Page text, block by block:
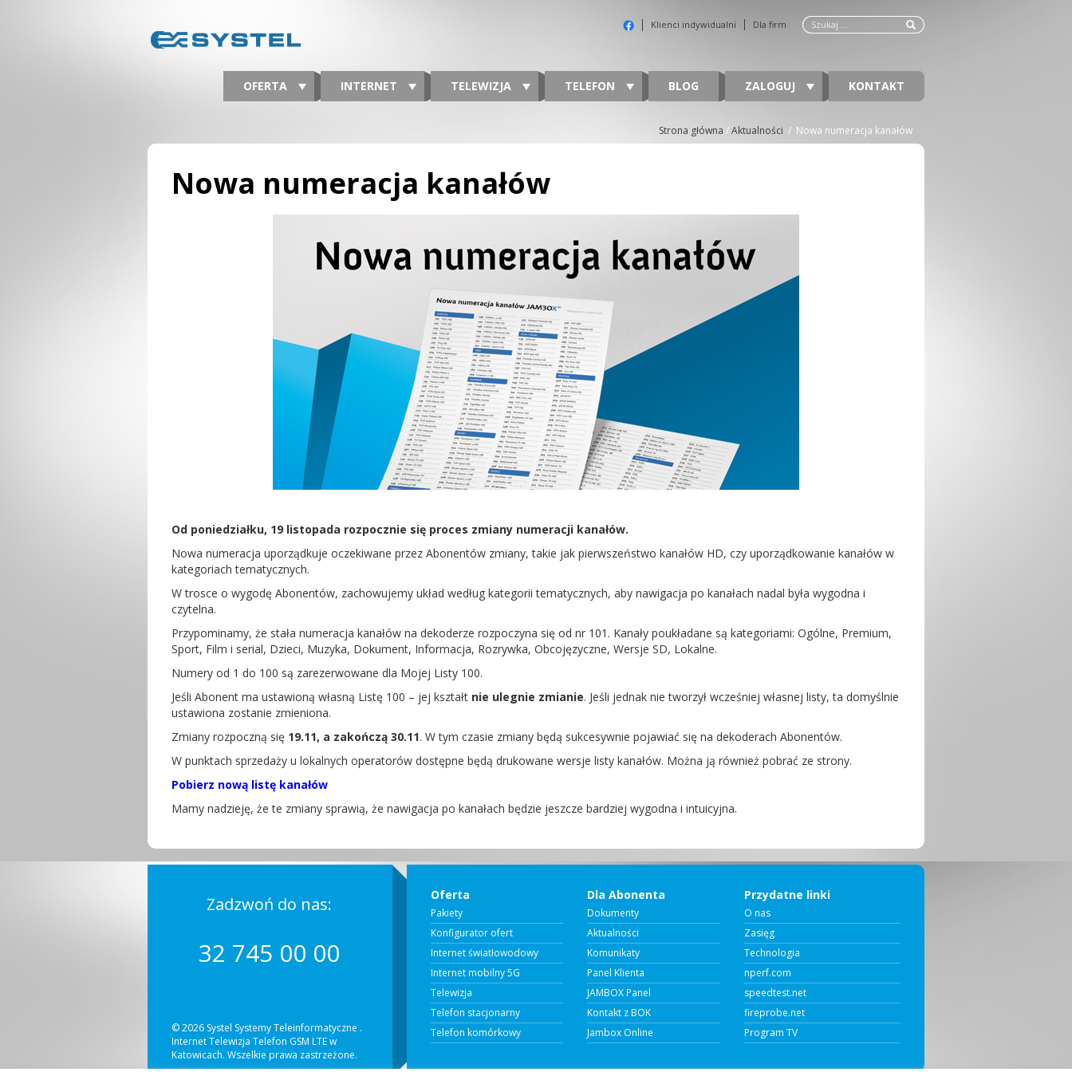
Klienci indywidualni Dla firm
OFERTA INTERNET TELEWIZJA TELEFON BLOG ZALOGUJ KONTAKT
Strona główna /Aktualności / Nowa numeracja kanałów
Nowa numeracja kanałów
Od poniedziałku, 19 listopada rozpocznie się proces zmiany numeracji kanałów.
Nowa numeracja uporządkuje oczekiwane przez Abonentów zmiany, takie jak pierwszeństwo kanałów HD, czy uporządkowanie kanałów w
kategoriach tematycznych.
W trosce o wygodę Abonentów, zachowujemy układ według kategorii tematycznych, aby nawigacja po kanałach nadal była wygodna i
czytelna.
Przypominamy, że stała numeracja kanałów na dekoderze rozpoczyna się od nr 101. Kanały poukładane są kategoriami: Ogólne, Premium,
Sport, Film i serial, Dzieci, Muzyka, Dokument, Informacja, Rozrywka, Obcojęzyczne, Wersje SD, Lokalne.
Numery od 1 do 100 są zarezerwowane dla Mojej Listy 100.
Jeśli Abonent ma ustawioną własną Listę 100 – jej kształt nie ulegnie zmianie. Jeśli jednak nie tworzył wcześniej własnej listy, ta domyślnie
ustawiona zostanie zmieniona.
Zmiany rozpoczną się 19.11, a zakończą 30.11. W tym czasie zmiany będą sukcesywnie pojawiać się na dekoderach Abonentów.
W punktach sprzedaży u lokalnych operatorów dostępne będą drukowane wersje listy kanałów. Można ją również pobrać ze strony.
Pobierz nową listę kanałów
Mamy nadzieję, że te zmiany sprawią, że nawigacja po kanałach będzie jeszcze bardziej wygodna i intuicyjna.
Zadzwoń do nas:
32 745 00 00
© 2026 Systel Systemy Teleinformatyczne .
Internet Telewizja Telefon GSM LTE w
Katowicach. Wszelkie prawa zastrzeżone.
Oferta
Pakiety
Konfigurator ofert
Internet światłowodowy
Internet mobilny 5G
Telewizja
Telefon stacjonarny
Telefon komórkowy
Dla Abonenta
Dokumenty
Aktualności
Komunikaty
Panel Klienta
JAMBOX Panel
Kontakt z BOK
Jambox Online
Przydatne linki
O nas
Zasięg
Technologia
nperf.com
speedtest.net
fireprobe.net
Program TV